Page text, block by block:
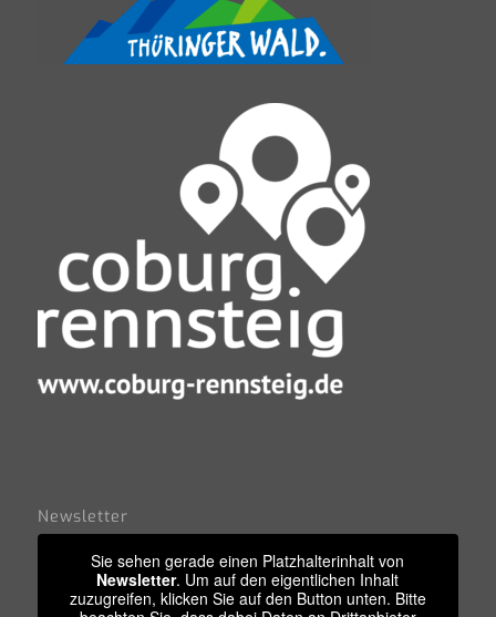
Newsletter
Sie sehen gerade einen Platzhalterinhalt von
Newsletter. Um auf den eigentlichen Inhalt
zuzugreifen, klicken Sie auf den Button unten. Bitte